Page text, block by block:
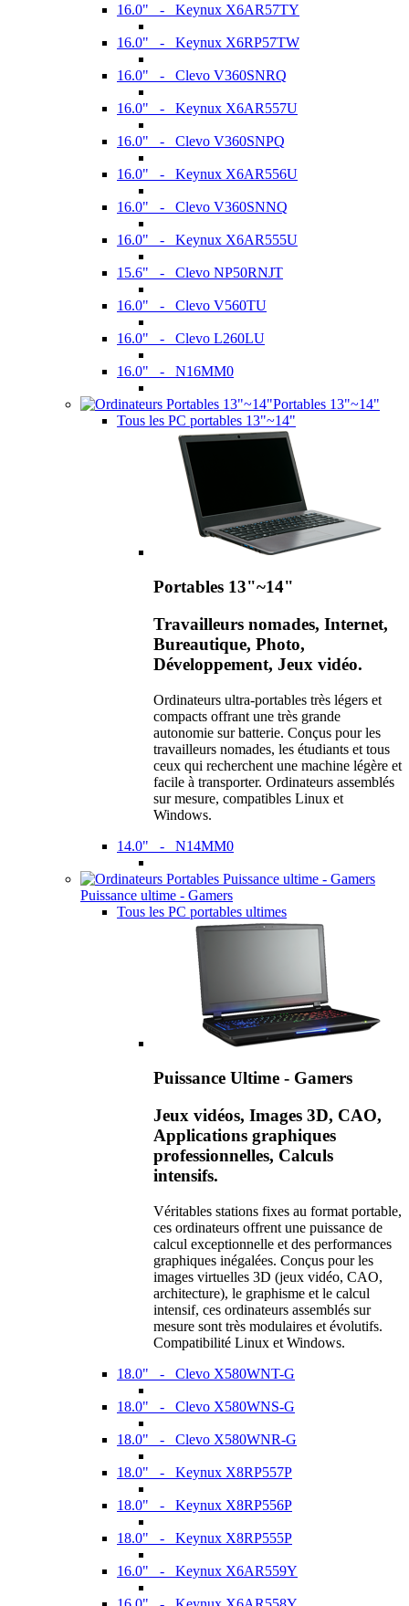
16.0" - Keynux X6AR57TY
16.0" - Keynux X6RP57TW
16.0" - Clevo V360SNRQ
16.0" - Keynux X6AR557U
16.0" - Clevo V360SNPQ
16.0" - Keynux X6AR556U
16.0" - Clevo V360SNNQ
16.0" - Keynux X6AR555U
15.6" - Clevo NP50RNJT
16.0" - Clevo V560TU
16.0" - Clevo L260LU
16.0" - N16MM0
Portables 13"~14"
Tous les PC portables 13"~14"
Portables 13"~14"
Travailleurs nomades, Internet,
Bureautique, Photo,
Développement, Jeux vidéo.
Ordinateurs ultra-portables très légers et
compacts offrant une très grande
autonomie sur batterie. Conçus pour les
travailleurs nomades, les étudiants et tous
ceux qui recherchent une machine légère et
facile à transporter. Ordinateurs assemblés
sur mesure, compatibles Linux et
Windows.
14.0" - N14MM0
Puissance ultime - Gamers
Tous les PC portables ultimes
Puissance Ultime - Gamers
Jeux vidéos, Images 3D, CAO,
Applications graphiques
professionnelles, Calculs
intensifs.
Véritables stations fixes au format portable,
ces ordinateurs offrent une puissance de
calcul exceptionnelle et des performances
graphiques inégalées. Conçus pour les
images virtuelles 3D (jeux vidéo, CAO,
architecture), le graphisme et le calcul
intensif, ces ordinateurs assemblés sur
mesure sont très modulaires et évolutifs.
Compatibilité Linux et Windows.
18.0" - Clevo X580WNT-G
18.0" - Clevo X580WNS-G
18.0" - Clevo X580WNR-G
18.0" - Keynux X8RP557P
18.0" - Keynux X8RP556P
18.0" - Keynux X8RP555P
16.0" - Keynux X6AR559Y